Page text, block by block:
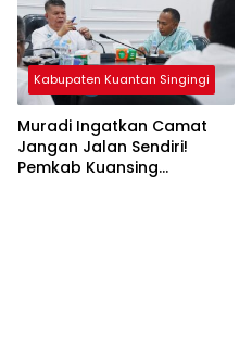
Kabupaten Kuantan Singingi
Muradi Ingatkan Camat
Jangan Jalan Sendiri!
Pemkab Kuansing